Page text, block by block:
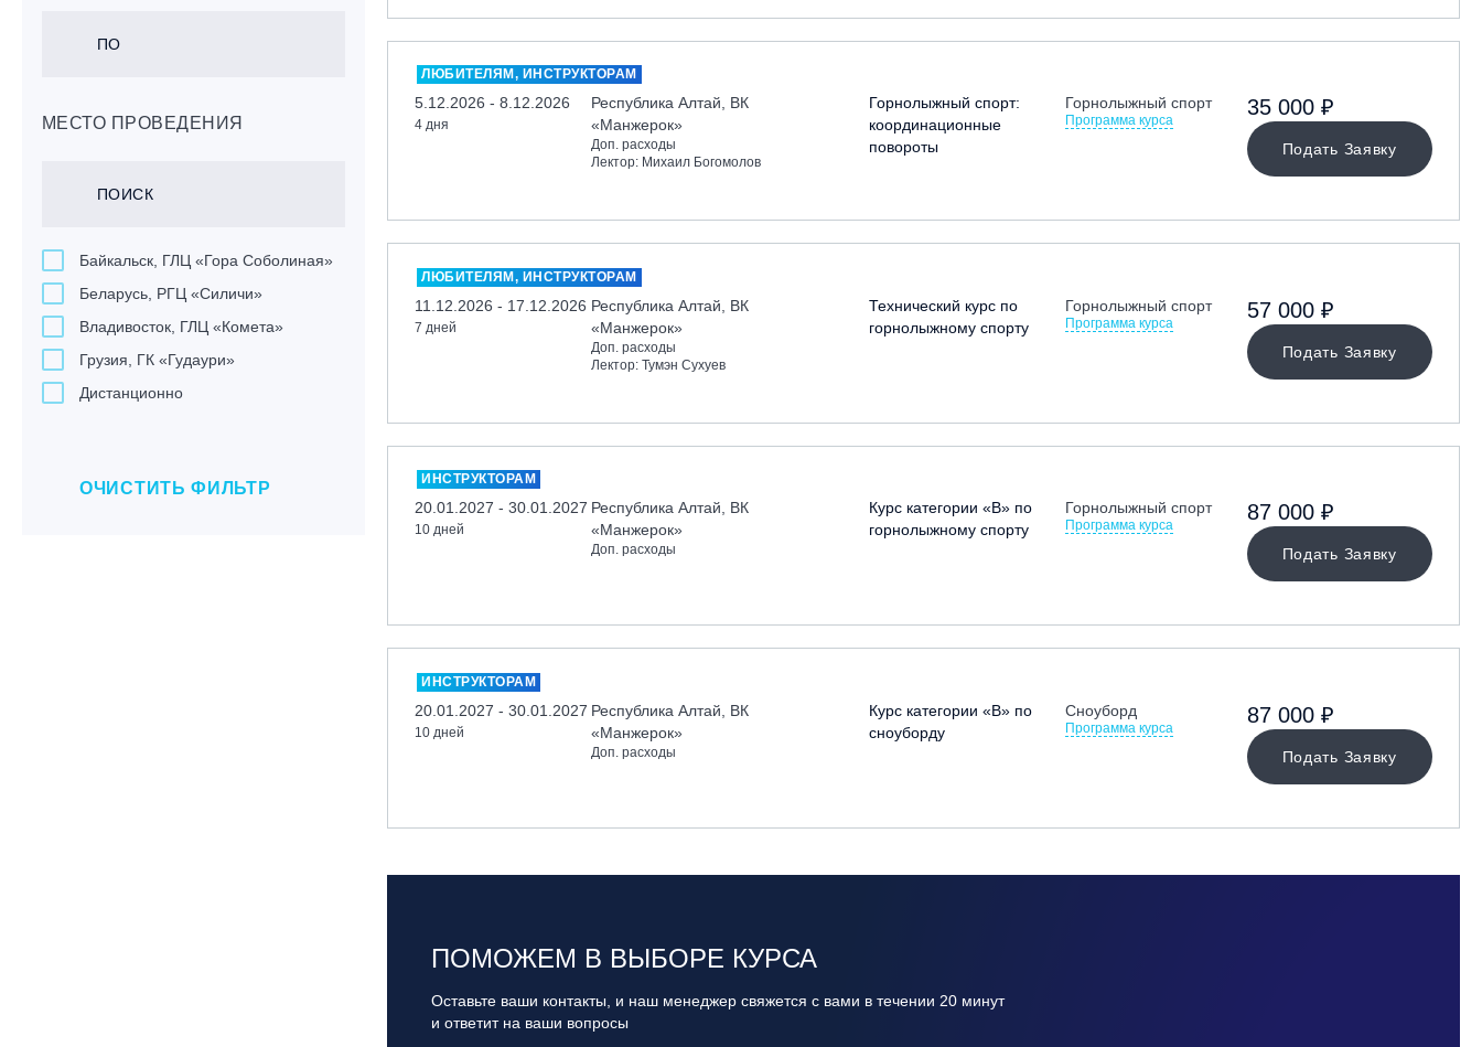
МЕСТО ПРОВЕДЕНИЯ
Байкальск, ГЛЦ «Гора Соболиная»
Беларусь, РГЦ «Силичи»
Владивосток, ГЛЦ «Комета»
Грузия, ГК «Гудаури»
Дистанционно
Иркутск, ГЛЦ «Олха»
ОЧИСТИТЬ ФИЛЬТР
ЛЮБИТЕЛЯМ, ИНСТРУКТОРАМ
5.12.2026 - 8.12.2026
4 дня
Республика Алтай, ВК
«Манжерок»
Доп. расходы
Лектор: Михаил Богомолов
Горнолыжный спорт:
координационные
повороты
Горнолыжный спорт
Программа курса
Подать Заявку
35 000 ₽
ЛЮБИТЕЛЯМ, ИНСТРУКТОРАМ
11.12.2026 - 17.12.2026
7 дней
Республика Алтай, ВК
«Манжерок»
Доп. расходы
Лектор: Тумэн Сухуев
Технический курс по
горнолыжному спорту
Горнолыжный спорт
Программа курса
Подать Заявку
57 000 ₽
ИНСТРУКТОРАМ
20.01.2027 - 30.01.2027
10 дней
Республика Алтай, ВК
«Манжерок»
Доп. расходы
Курс категории «В» по
горнолыжному спорту
Горнолыжный спорт
Программа курса
Подать Заявку
87 000 ₽
ИНСТРУКТОРАМ
20.01.2027 - 30.01.2027
10 дней
Республика Алтай, ВК
«Манжерок»
Доп. расходы
Курс категории «В» по
сноуборду
Сноуборд
Программа курса
Подать Заявку
87 000 ₽
ПОМОЖЕМ В ВЫБОРЕ КУРСА
Оставьте ваши контакты, и наш менеджер свяжется с вами в течении 20 минут
и ответит на ваши вопросы